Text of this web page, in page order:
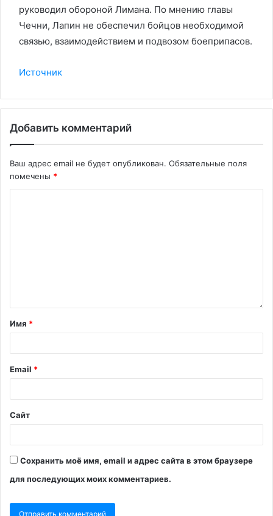
руководил обороной Лимана. По мнению главы
Чечни, Лапин не обеспечил бойцов необходимой
связью, взаимодействием и подвозом боеприпасов.
Источник
Добавить комментарий
Ваш адрес email не будет опубликован. Обязательные поля
помечены *
Имя *
Email *
Сайт
Сохранить моё имя, email и адрес сайта в этом браузере
для последующих моих комментариев.